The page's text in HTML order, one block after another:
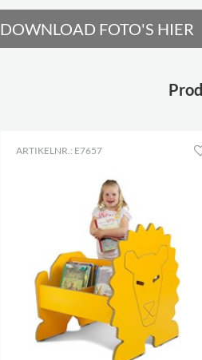
DOWNLOAD FOTO'S HIER
ARTIKELNR.: E7657